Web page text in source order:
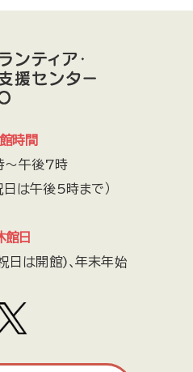
時間
～午後7時
日は午後5時まで）
館日
日は開館)､年末年始